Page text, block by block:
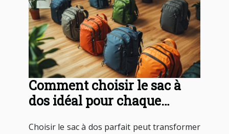
Comment choisir le sac à
dos idéal pour chaque
Choisir le sac à dos parfait peut transformer